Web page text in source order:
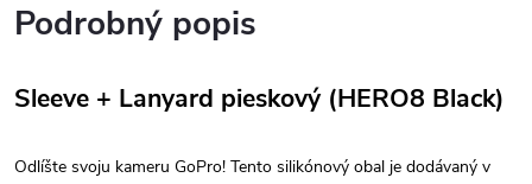
Podrobný popis
Sleeve + Lanyard pieskový (HERO8 Black)
Odlíšte svoju kameru GoPro! Tento silikónový obal je dodávaný v